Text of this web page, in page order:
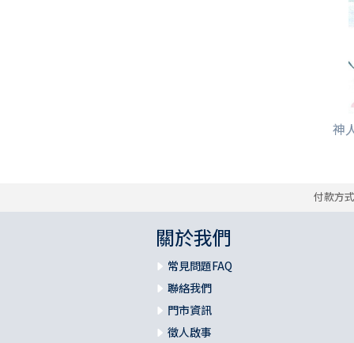
神
付款方
關於我們
常見問題FAQ
聯絡我們
門市資訊
徵人啟事